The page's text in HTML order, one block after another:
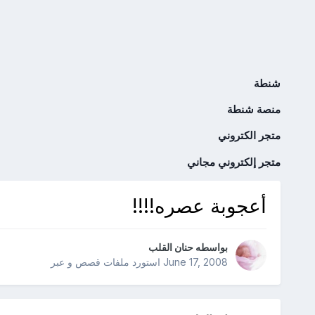
شنطة
منصة شنطة
متجر الكتروني
متجر إلكتروني مجاني
أعجوبة عصره!!!!
بواسطه حنان القلب
June 17, 2008استورد ملفات قصص و عبر